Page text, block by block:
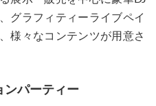
グラフィティーライブペイ
様々なコンテンツが用意さ
ンパーティー